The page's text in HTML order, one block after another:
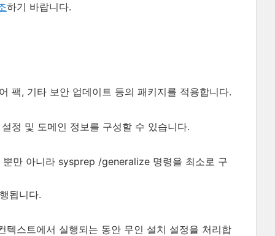
하기 바랍니다.
팩, 기타 보안 업데이트 등의 패키지를 적용합니다.
정 및 도메인 정보를 구성할 수 있습니다.
만 아니라 sysprep /generalize 명령을 최소로 구
됩니다.
스트에서 실행되는 동안 무인 설치 설정을 처리합